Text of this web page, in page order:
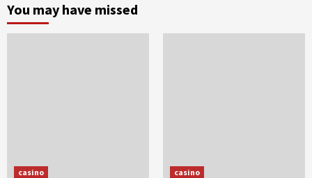
You may have missed
casino casino